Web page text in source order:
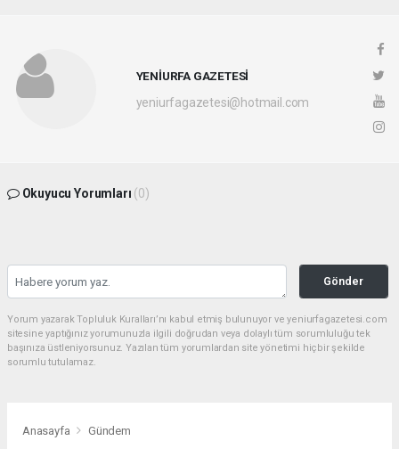
YENİURFA GAZETESİ
yeniurfagazetesi@hotmail.com
Okuyucu Yorumları (0)
Gönder
Yorum yazarak Topluluk Kuralları’nı kabul etmiş bulunuyor ve yeniurfagazetesi.com
sitesine yaptığınız yorumunuzla ilgili doğrudan veya dolaylı tüm sorumluluğu tek
başınıza üstleniyorsunuz. Yazılan tüm yorumlardan site yönetimi hiçbir şekilde
sorumlu tutulamaz.
Anasayfa Gündem